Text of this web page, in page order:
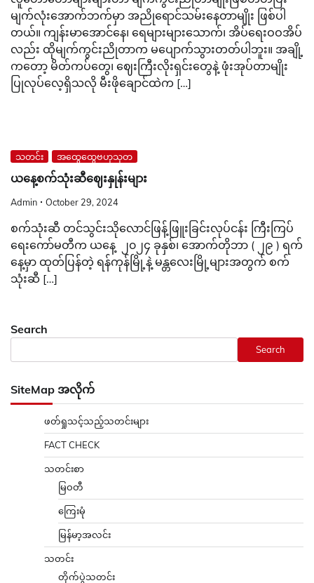
မျက်လုံးအောက်ဘက်မှာ အညိုရောင်သမ်းနေတာမျိုး ဖြစ်ပါ
တယ်။ ကျန်းမာအောင်နေ၊ ရေများများသောက်၊ အိပ်ရေးဝဝအိပ်
လည်း ထိုမျက်ကွင်းညိုတာက မပျောက်သွားတတ်ပါဘူး။ အချို့
ကတော့ မိတ်ကပ်တွေ၊ ဈေးကြီးလိုးရှင်းတွေနဲ့ ဖုံးအုပ်တာမျိုး
ပြုလုပ်လေ့ရှိသလို မီးဖိုချောင်ထဲက […]
သတင်း အထွေထွေဗဟုသုတ
ယနေ့စက်သုံးဆီဈေးနှုန်းများ
Admin October 29, 2024
စက်သုံးဆီ တင်သွင်းသိုလောင်ဖြန့်ဖြူးခြင်းလုပ်ငန်း ကြီးကြပ်
ရေးကော်မတီက ယနေ့ ၂၀၂၄ ခုနှစ်၊ အောက်တိုဘာ ( ၂၉ ) ရက်
နေ့မှာ ထုတ်ပြန်တဲ့ ရန်ကုန်မြို့နဲ့ မန္တလေးမြို့များအတွက် စက်
သုံးဆီ […]
Search
Search
SiteMap အလိုက်
ဖတ်ရှုသင့်သည့်သတင်းများ
FACT CHECK
သတင်းစာ
မြဝတီ
ကြေးမုံ
မြန်မာ့အလင်း
သတင်း
တိုက်ပွဲသတင်း